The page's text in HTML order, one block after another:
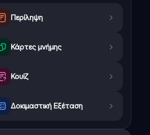
Περίληψη
Κάρτες μνήμης
Κουίζ
Δοκιμαστική Εξέταση